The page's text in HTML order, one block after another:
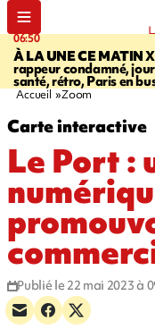
06:50
À LA UNE CE MATIN
rappeur condamné,
santé, rétro, Paris en
Accueil Zoom
Carte interactive
Le Port :
Publié le 22 mai 2023 à